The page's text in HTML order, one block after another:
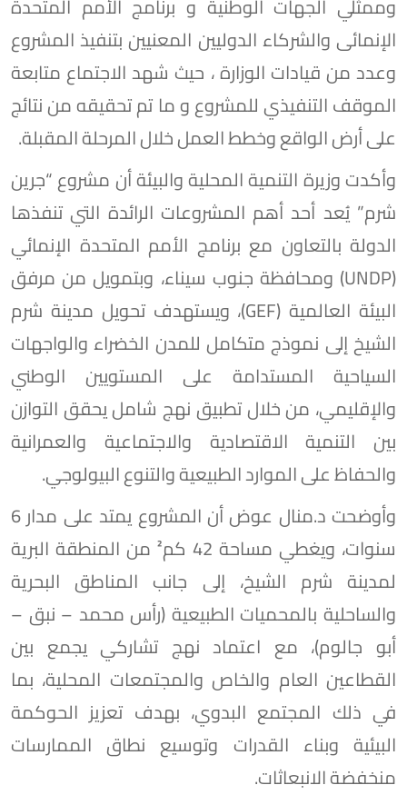
وممثلي الجهات الوطنية و برنامج الأمم المتحدة
الإنمائى والشركاء الدوليين المعنيين بتنفيذ المشروع
وعدد من قيادات الوزارة ، حيث شهد الاجتماع متابعة
الموقف التنفيذي للمشروع و ما تم تحقيقه من نتائج
على أرض الواقع وخطط العمل خلال المرحلة المقبلة.
وأكدت وزيرة التنمية المحلية والبيئة أن مشروع “جرين
شرم” يُعد أحد أهم المشروعات الرائدة التي تنفذها
الدولة بالتعاون مع برنامج الأمم المتحدة الإنمائي
(UNDP) ومحافظة جنوب سيناء، وبتمويل من مرفق
البيئة العالمية (GEF)، ويستهدف تحويل مدينة شرم
الشيخ إلى نموذج متكامل للمدن الخضراء والواجهات
السياحية المستدامة على المستويين الوطني
والإقليمي، من خلال تطبيق نهج شامل يحقق التوازن
بين التنمية الاقتصادية والاجتماعية والعمرانية
والحفاظ على الموارد الطبيعية والتنوع البيولوجي.
وأوضحت د.منال عوض أن المشروع يمتد على مدار 6
سنوات، ويغطي مساحة 42 كم² من المنطقة البرية
لمدينة شرم الشيخ، إلى جانب المناطق البحرية
والساحلية بالمحميات الطبيعية (رأس محمد – نبق –
أبو جالوم)، مع اعتماد نهج تشاركي يجمع بين
القطاعين العام والخاص والمجتمعات المحلية، بما
في ذلك المجتمع البدوي، بهدف تعزيز الحوكمة
البيئية وبناء القدرات وتوسيع نطاق الممارسات
منخفضة الانبعاثات.